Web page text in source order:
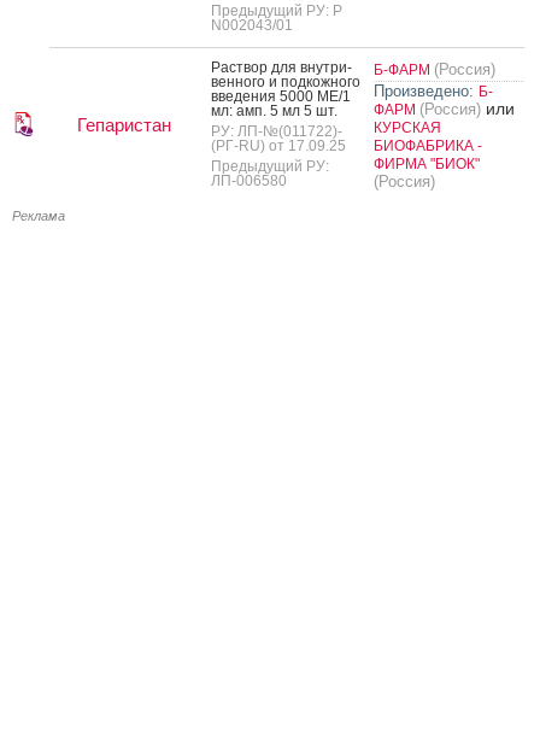
Предыдущий РУ: Р
N002043/01
Гепаристан
Рас­твор для внут­ри­
вен­но­го и под­кожно­го
вве­дения 5000 МЕ/1
мл: амп. 5 мл 5 шт.
РУ: ЛП-№(011722)-
(РГ-RU) от 17.09.25
Предыдущий РУ:
ЛП-006580
Б-ФАРМ (Россия)
Произведено: Б-
ФАРМ (Россия) или
КУРСКАЯ
БИОФАБРИКА -
ФИРМА "БИОК"
(Россия)
Реклама